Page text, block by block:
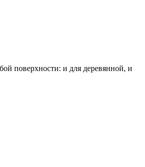
поверхности: и для деревянной, и